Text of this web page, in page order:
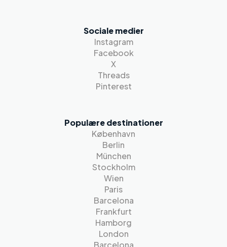
Sociale medier
Instagram
Facebook
X
Threads
Pinterest
Populære destinationer
København
Berlin
München
Stockholm
Wien
Paris
Barcelona
Frankfurt
Hamborg
London
Barcelona